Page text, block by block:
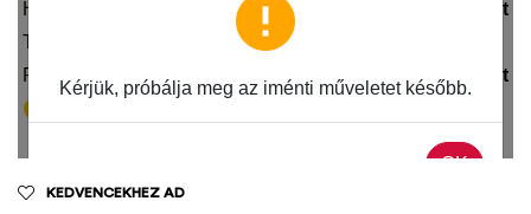
KEDVENCEKHEZ AD